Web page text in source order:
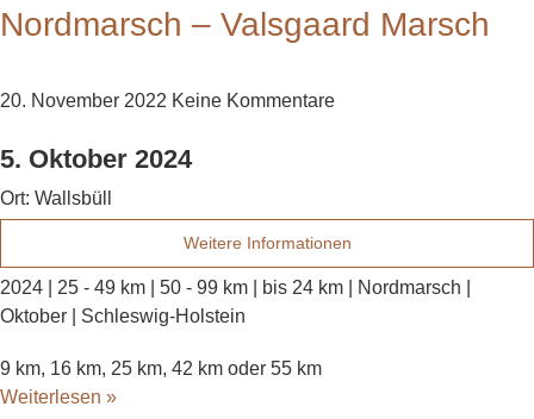
Nordmarsch – Valsgaard Marsch
20. November 2022 Keine Kommentare
5. Oktober 2024
Ort: Wallsbüll
Weitere Informationen
2024 | 25 - 49 km | 50 - 99 km | bis 24 km | Nordmarsch |
Oktober | Schleswig-Holstein
9 km, 16 km, 25 km, 42 km oder 55 km
Weiterlesen »